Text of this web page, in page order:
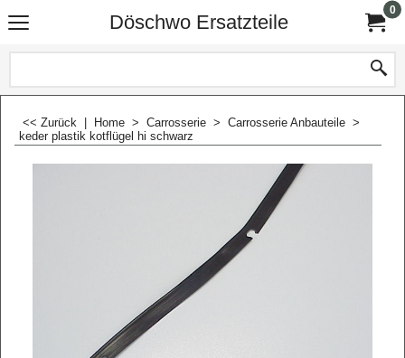
Döschwo Ersatzteile
0
<< Zurück Home > Carrosserie > Carrosserie Anbauteile >
keder plastik kotflügel hi schwarz